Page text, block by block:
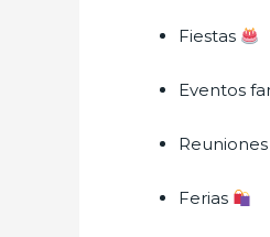
Fiestas
Eventos
Reuniones
Ferias